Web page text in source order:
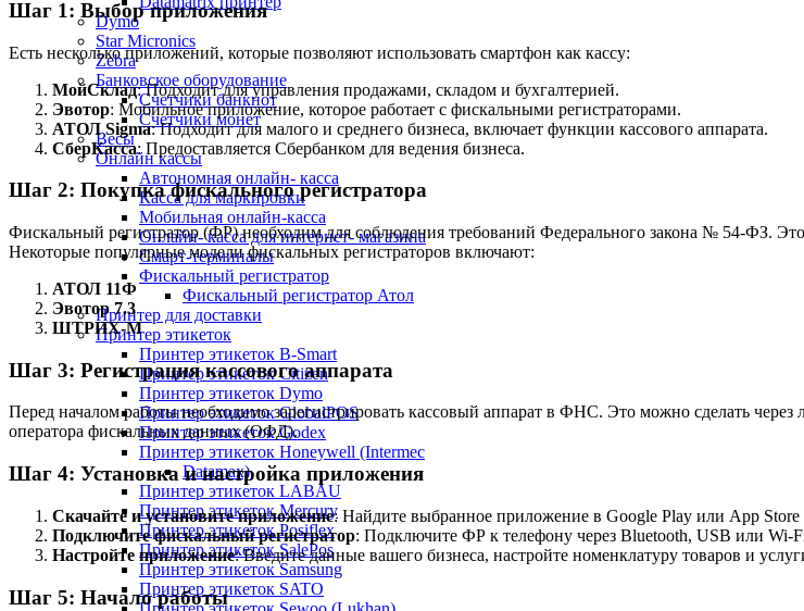
Dymo
Star Micronics
Zebra
Банковское оборудование
Счетчики банкнот
Счетчики монет
Весы
Онлайн кассы
Автономная онлайн- касса
Касса для маркировки
Мобильная онлайн-касса
Онлайн- касса для интернет- магазина
Смарт-терминалы
Фискальный регистратор
Фискальный регистратор Атол
Принтер для доставки
Принтер этикеток
Принтер этикеток B-Smart
Принтер этикеток Citizen
Принтер этикеток Dymo
Принтер этикеток GlobalPOS
Принтер этикеток Godex
Принтер этикеток Honeywell (Intermec
Datamax)
Принтер этикеток LABAU
Принтер этикеток Mercury
Принтер этикеток Posiflex
Принтер этикеток SalePos
Принтер этикеток Samsung
Принтер этикеток SATO
Шаг 1: Выбор приложения
Есть несколько приложений, которые позволяют использовать смартфон как кассу:
МойСклад: Подходит для управления продажами, складом и бухгалтерией.
Эвотор: Мобильное приложение, которое работает с фискальными регистраторами.
АТОЛ Sigma: Подходит для малого и среднего бизнеса, включает функции кассового аппарата.
СберКасса: Предоставляется Сбербанком для ведения бизнеса.
Шаг 2: Покупка фискального регистратора
Фискальный регистратор (ФР) необходим для соблюдения требований Федерального закона № 54-ФЗ.
Некоторые популярные модели фискальных регистраторов включают:
АТОЛ 11Ф
Эвотор 7.3
ШТРИХ-М
Шаг 3: Регистрация кассового аппарата
Перед началом работы необходимо зарегистрировать кассовый аппарат в ФНС. Это можно сделать
оператора фискальных данных (ОФД).
Шаг 4: Установка и настройка приложения
Скачайте и установите приложение: Найдите выбранное приложение в Google Play или App Store
Подключите фискальный регистратор: Подключите ФР к телефону через Bluetooth, USB или Wi-
Настройте приложение: Введите данные вашего бизнеса, настройте номенклатуру товаров и
Шаг 5: Начало работы